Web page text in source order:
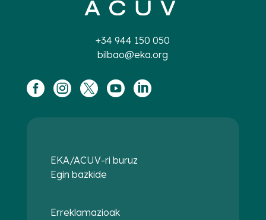
+34 944 150 050
bilbao@eka.org
    
EKA/ACUV-ri buruz
Egin bazkide
Erreklamazioak